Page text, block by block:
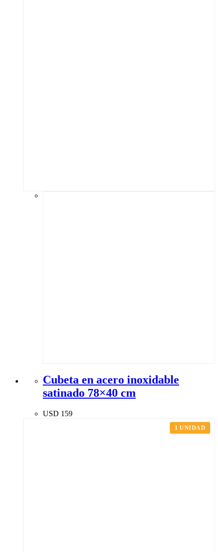
Cubeta en acero inoxidable
satinado 78×40 cm
USD 159
1 UNIDAD